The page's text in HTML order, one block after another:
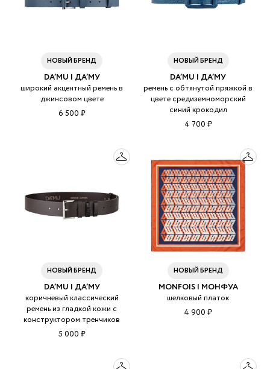
НОВЫЙ БРЕНД
DA’MU | ДА’МУ
широкий акцентный ремень в
джинсовом цвете
6 500 ₽
НОВЫЙ БРЕНД
DA’MU | ДА’МУ
ремень с обтянутой пряжкой в
цвете средиземноморский
синий крокодил
4 700 ₽
НОВЫЙ БРЕНД
DA’MU | ДА’МУ
коричневый классический
ремень из гладкой кожи с
конструктором тренчиков
5 000 ₽
НОВЫЙ БРЕНД
MONFOIS | МОНФУА
шелковый платок
4 900 ₽